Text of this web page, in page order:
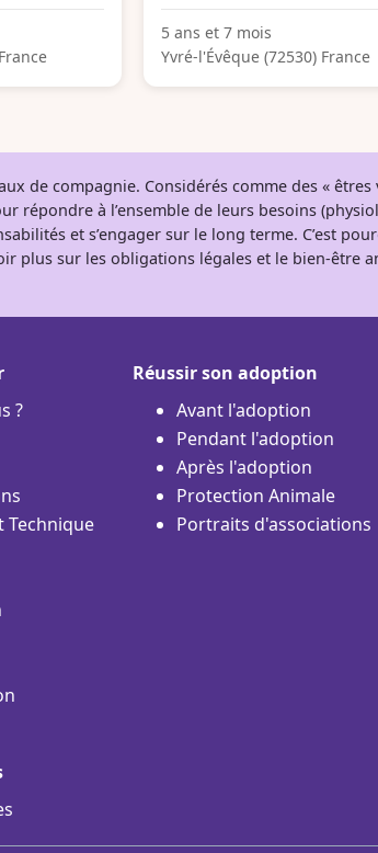
5 ans et 7 mois
Yvré-l'Évêque (72530) France
de compagnie. Considérés comme des «
répondre à l’ensemble de leurs besoins
et s’engager sur le long terme. C’est
plus sur les obligations légales et le bien-être
?
Technique
Réussir son adoption
Avant l'adoption
Pendant l'adoption
Après l'adoption
Protection Animale
Portraits d'associations